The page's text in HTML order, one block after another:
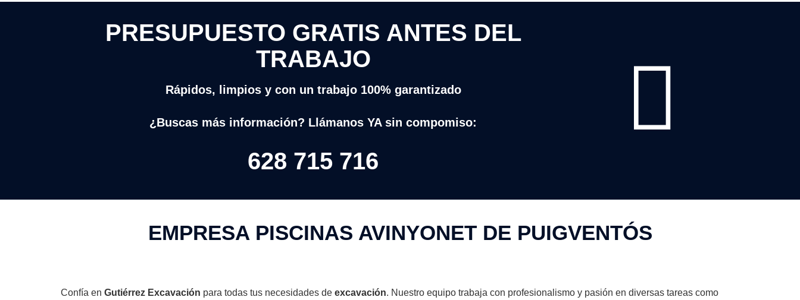
PRESUPUESTO GRATIS ANTES DEL
TRABAJO
Rápidos, limpios y con un trabajo 100% garantizado
¿Buscas más información? Llámanos YA sin compomiso:
628 715 716
EMPRESA PISCINAS AVINYONET DE PUIGVENTÓS
Confía en Gutiérrez Excavación para todas tus necesidades de excavación. Nuestro equipo trabaja con profesionalismo y pasión en diversas tareas como